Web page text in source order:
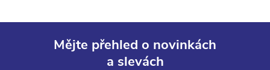
Mějte přehled o novinkách
a slevách